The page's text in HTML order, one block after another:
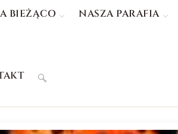
BIEŻĄCO NASZA PARAFIA